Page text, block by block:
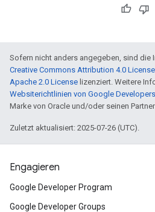
Sofern nicht anders angegeben, sind die
Creative Commons Attribution 4.0 License
Apache 2.0 License lizenziert. Weitere
Websiterichtlinien von Google Developers
Marke von Oracle und/oder seinen
Zuletzt aktualisiert: 2025-07-26 (UTC).
Engagieren
Google Developer Program
Google Developer Groups